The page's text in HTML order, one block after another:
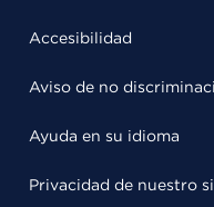
Accesibilidad
Aviso de no
Ayuda en su idioma
Privacidad de nuestro